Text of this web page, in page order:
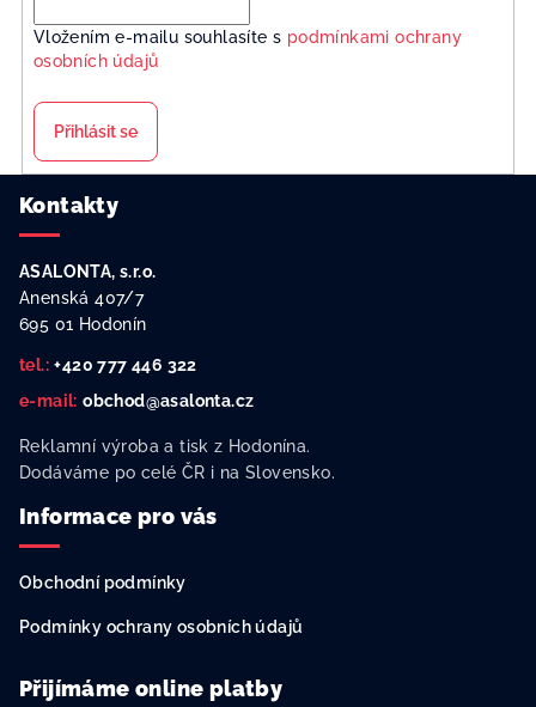
Vložením e-mailu souhlasíte s podmínkami ochrany
osobních údajů
Přihlásit se
Kontakty
ASALONTA, s.r.o.
Anenská 407/7
695 01 Hodonín
tel.: +420 777 446 322
e-mail: obchod@asalonta.cz
Reklamní výroba a tisk z Hodonína.
Dodáváme po celé ČR i na Slovensko.
Informace pro vás
Obchodní podmínky
Podmínky ochrany osobních údajů
Přijímáme online platby